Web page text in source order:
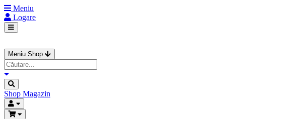
Meniu
Logare
Meniu Shop
Shop Magazin